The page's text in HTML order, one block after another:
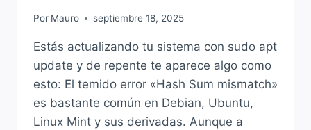
Por Mauro septiembre 18, 2025
Estás actualizando tu sistema con sudo apt
update y de repente te aparece algo como
esto: El temido error «Hash Sum mismatch»
es bastante común en Debian, Ubuntu,
Linux Mint y sus derivadas. Aunque a